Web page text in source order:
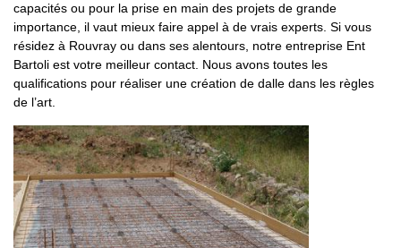
capacités ou pour la prise en main des projets de grande
importance, il vaut mieux faire appel à de vrais experts. Si vous
résidez à Rouvray ou dans ses alentours, notre entreprise Ent
Bartoli est votre meilleur contact. Nous avons toutes les
qualifications pour réaliser une création de dalle dans les règles
de l’art.